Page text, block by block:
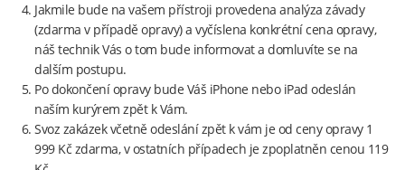
Jakmile bude na vašem přístroji provedena analýza závady
(zdarma v případě opravy) a vyčíslena konkrétní cena opravy,
náš technik Vás o tom bude informovat a domluvíte se na
dalším postupu.
Po dokončení opravy bude Váš iPhone nebo iPad odeslán
naším kurýrem zpět k Vám.
Svoz zakázek včetně odeslání zpět k vám je od ceny opravy 1
999 Kč zdarma, v ostatních případech je zpoplatněn cenou 119